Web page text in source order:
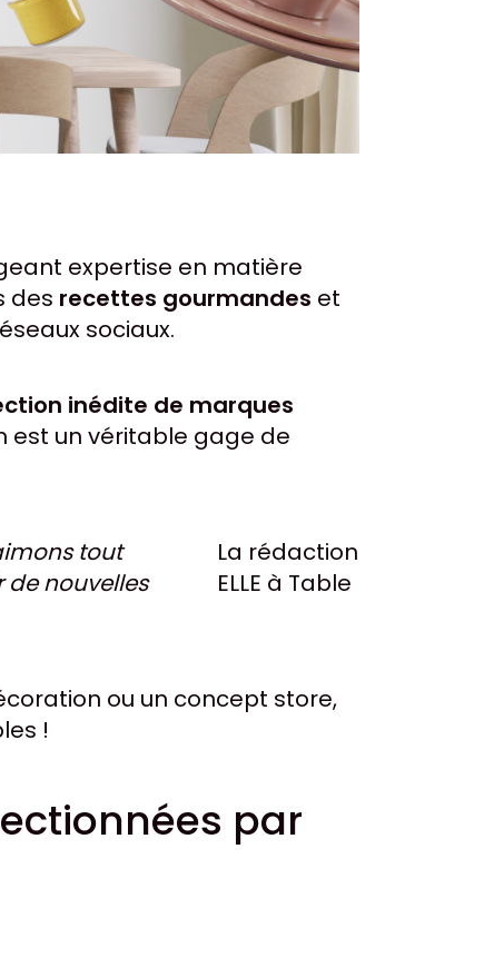
expertise en matière
des recettes gourmandes et
sociaux.
inédite de marques
est un véritable gage de
tout
de nouvelles
La rédaction
ELLE à Table
ou un concept store,
!
par